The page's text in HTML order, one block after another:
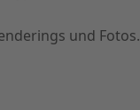
und Fotos.